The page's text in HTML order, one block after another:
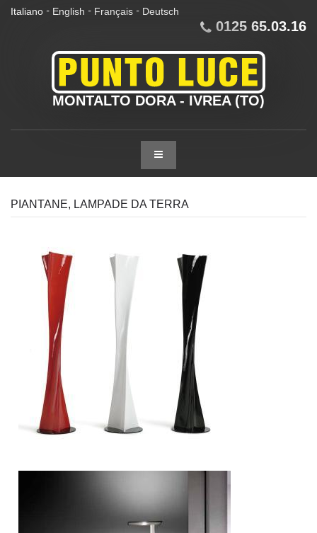
Italiano - English - Français - Deutsch
0125 65.03.16
MONTALTO DORA - IVREA (TO)
PIANTANE, LAMPADE DA TERRA